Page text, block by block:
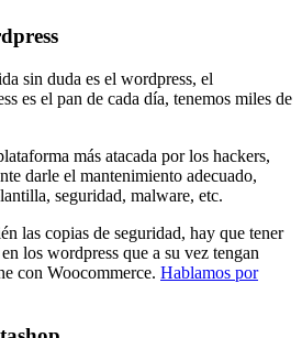
sin duda es el wordpress, el
es el pan de cada día, tenemos miles de
más atacada por los hackers,
darle el mantenimiento adecuado,
seguridad, malware, etc.
las copias de seguridad, hay que tener
los wordpress que a su vez tengan
con Woocommerce. Hablamos por